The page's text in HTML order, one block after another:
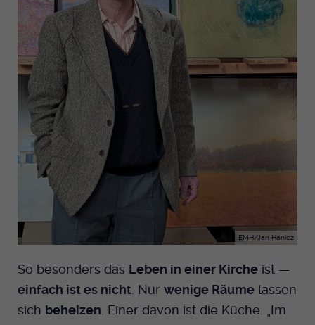
EMH/Jan Hanicz
So besonders das Leben in einer Kirche ist —
einfach ist es nicht . Nur wenige Räume lassen
sich beheizen . Einer davon ist die Küche. „Im